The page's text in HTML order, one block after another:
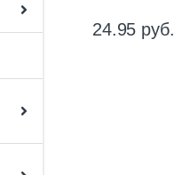
24.95 руб.